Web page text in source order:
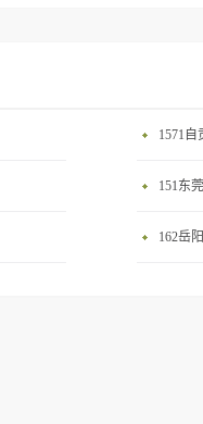
1571自
151东
162岳